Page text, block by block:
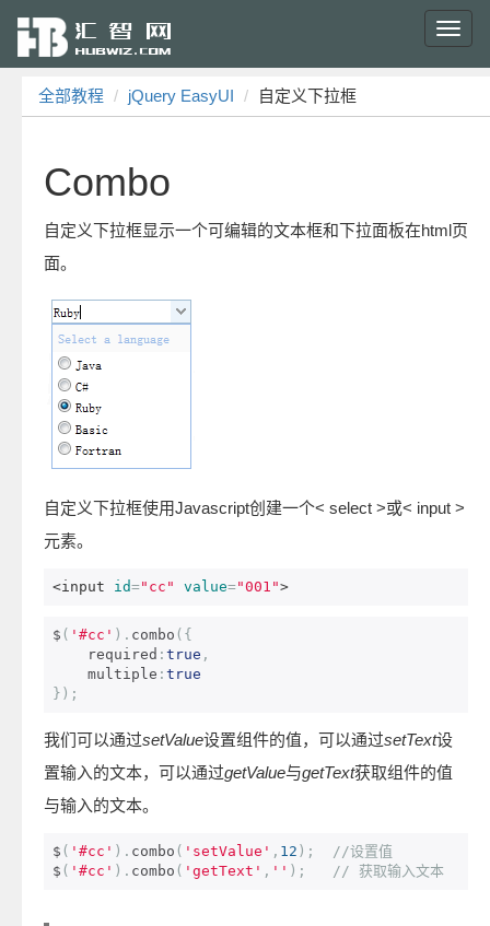
全部教程 jQuery EasyUI 自定义下拉框
Combo
自定义下拉框显示一个可编辑的文本框和下拉面板在html页
面。
自定义下拉框使用Javascript创建一个< select >或< input >
元素。
<input id="cc" value="001">
$ ( '#cc' ). combo ({
    required
: true ,
    multiple
: true
});
我们可以通过setValue设置组件的值，可以通过setText设
置输入的文本，可以通过getValue与getText获取组件的值
与输入的文本。
$ ( '#cc' ). combo ( 'setValue' , 12 );
//设置值
$ ( '#cc' ). combo ( 'getText' , '' ); // 获取输入文本